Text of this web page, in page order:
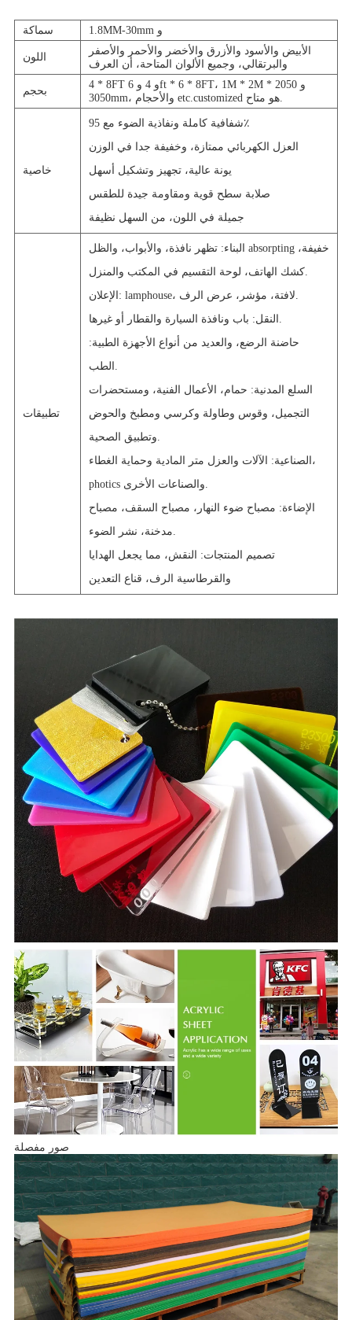
سماكة 1.8MM-30mm و
اللون
الأبيض والأسود والأزرق والأخضر والأحمر والأصفر
والبرتقالي، وجميع الألوان المتاحة، أن العرف
بحجم
4 * 8FT و 4 و 6ft * 6 * 8FT، 1M * 2M و 2050 *
3050mm، والأحجام etc.customized هو متاح.
خاصية
شفافية كاملة ونفاذية الضوء مع 95٪
العزل الكهربائي ممتازة، وخفيفة جدا في الوزن
يونة عالية، تجهيز وتشكيل أسهل
صلابة سطح قوية ومقاومة جيدة للطقس
جميلة في اللون، من السهل نظيفة
تطبيقات
البناء: تظهر نافذة، والأبواب، والظل absorpting خفيفة،
كشك الهاتف، لوحة التقسيم في المكتب والمنزل.
حاضنة الرضع، والعديد من أنواع الأجهزة الطبية:
السلع المدنية: حمام، الأعمال الفنية، ومستحضرات
التجميل، وقوس وطاولة وكرسي ومطبخ والحوض
الصناعية: الآلات والعزل متر المادية وحماية الغطاء،
الإضاءة: مصباح ضوء النهار، مصباح السقف، مصباح
تصميم المنتجات: النقش، مما يجعل الهدايا
والقرطاسية الرف، قناع التعدين
صور مفصلة